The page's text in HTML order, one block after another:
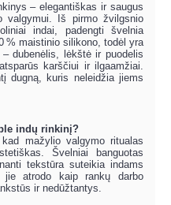
– elegantiškas ir saugus
valgymui. Iš pirmo žvilgsnio
indai, padengti švelnia
% maistinio silikono, todėl yra
dubenėlis, lėkštė ir puodelis
karščiui ir ilgaamžiai.
dugną, kuris neleidžia jiems
indų rinkinį?
mažylio valgymo ritualas
Švelniai banguotas
tekstūra suteikia indams
jie atrodo kaip rankų darbo
ir nedūžtantys.